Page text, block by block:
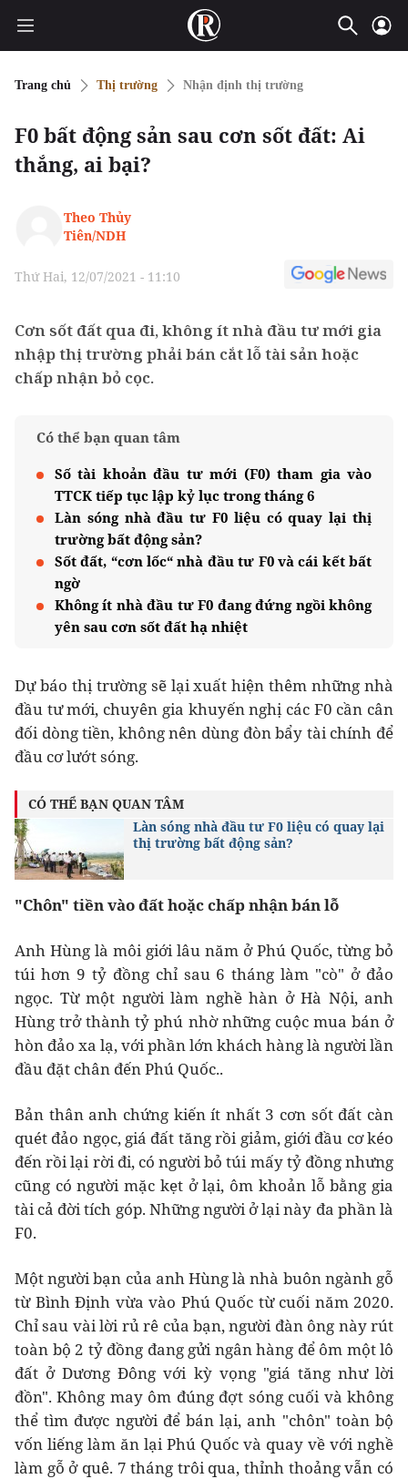
Trang chủ Thị trường Nhận định thị trường
F0 bất động sản sau cơn sốt đất: Ai
thắng, ai bại?
Theo Thủy
Tiên/NDH
Thứ Hai, 12/07/2021 - 11:10
Cơn sốt đất qua đi, không ít nhà đầu tư mới gia
nhập thị trường phải bán cắt lỗ tài sản hoặc
chấp nhận bỏ cọc.
Có thể bạn quan tâm
Số tài khoản đầu tư mới (F0) tham gia vào
TTCK tiếp tục lập kỷ lục trong tháng 6
Làn sóng nhà đầu tư F0 liệu có quay lại thị
trường bất động sản?
Sốt đất, “cơn lốc“ nhà đầu tư F0 và cái kết bất
ngờ
Không ít nhà đầu tư F0 đang đứng ngồi không
yên sau cơn sốt đất hạ nhiệt
Dự báo thị trường sẽ lại xuất hiện thêm những nhà
đầu tư mới, chuyên gia khuyến nghị các F0 cần cân
đối dòng tiền, không nên dùng đòn bẩy tài chính để
đầu cơ lướt sóng.
CÓ THỂ BẠN QUAN TÂM
Làn sóng nhà đầu tư F0 liệu có quay lại
thị trường bất động sản?
"Chôn" tiền vào đất hoặc chấp nhận bán lỗ
Anh Hùng là môi giới lâu năm ở Phú Quốc, từng bỏ
túi hơn 9 tỷ đồng chỉ sau 6 tháng làm "cò" ở đảo
ngọc. Từ một người làm nghề hàn ở Hà Nội, anh
Hùng trở thành tỷ phú nhờ những cuộc mua bán ở
hòn đảo xa lạ, với phần lớn khách hàng là người lần
đầu đặt chân đến Phú Quốc..
Bản thân anh chứng kiến ít nhất 3 cơn sốt đất càn
quét đảo ngọc, giá đất tăng rồi giảm, giới đầu cơ kéo
đến rồi lại rời đi, có người bỏ túi mấy tỷ đồng nhưng
cũng có người mặc kẹt ở lại, ôm khoản lỗ bằng gia
tài cả đời tích góp. Những người ở lại này đa phần là
F0.
Một người bạn của anh Hùng là nhà buôn ngành gỗ
từ Bình Định vừa vào Phú Quốc từ cuối năm 2020.
Chỉ sau vài lời rủ rê của bạn, người đàn ông này rút
toàn bộ 2 tỷ đồng đang gửi ngân hàng để ôm một lô
đất ở Dương Đông với kỳ vọng "giá tăng như lời
đồn". Không may ôm đúng đợt sóng cuối và không
thể tìm được người để bán lại, anh "chôn" toàn bộ
vốn liếng làm ăn lại Phú Quốc và quay về với nghề
làm gỗ ở quê. 7 tháng trôi qua, thỉnh thoảng vẫn có